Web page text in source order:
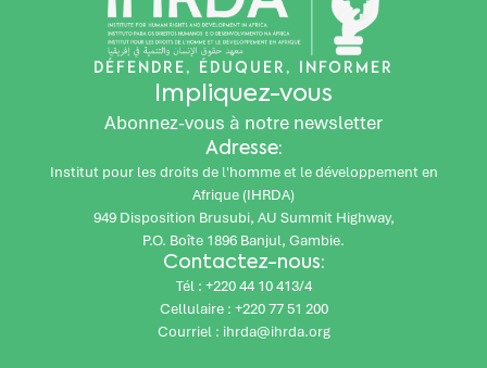
DÉFENDRE, ÉDUQUER, INFORMER
Impliquez-vous
Abonnez-vous à notre newsletter
Adresse:
Institut pour les droits de l'homme et le développement en
Afrique (IHRDA)
949 Disposition Brusubi, AU Summit Highway,
P.O. Boîte 1896 Banjul, Gambie.
Contactez-nous:
Tél : +220 44 10 413/4
Cellulaire : +220 77 51 200
Courriel : ihrda@ihrda.org